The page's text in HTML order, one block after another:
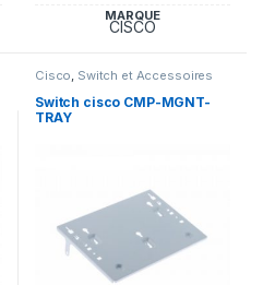
MARQUE
CISCO
Cisco Switch et Accessoires
Cisco
Switch cisco CMP-MGNT-
TRAY